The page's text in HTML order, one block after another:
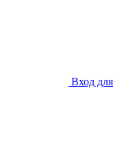
Вход для